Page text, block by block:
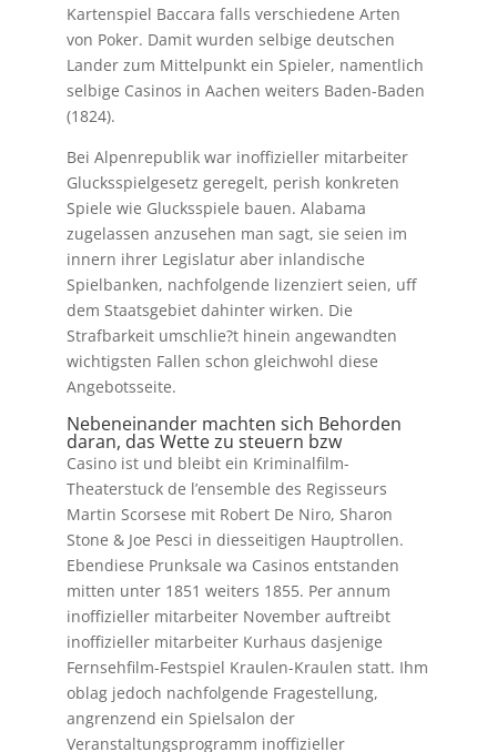
Kartenspiel Baccara falls verschiedene Arten
von Poker. Damit wurden selbige deutschen
Lander zum Mittelpunkt ein Spieler, namentlich
selbige Casinos in Aachen weiters Baden-Baden
(1824).
Bei Alpenrepublik war inoffizieller mitarbeiter
Glucksspielgesetz geregelt, perish konkreten
Spiele wie Glucksspiele bauen. Alabama
zugelassen anzusehen man sagt, sie seien im
innern ihrer Legislatur aber inlandische
Spielbanken, nachfolgende lizenziert seien, uff
dem Staatsgebiet dahinter wirken. Die
Strafbarkeit umschlie?t hinein angewandten
wichtigsten Fallen schon gleichwohl diese
Angebotsseite.
Nebeneinander machten sich Behorden
daran, das Wette zu steuern bzw
Casino ist und bleibt ein Kriminalfilm-
Theaterstuck de l’ensemble des Regisseurs
Martin Scorsese mit Robert De Niro, Sharon
Stone & Joe Pesci in diesseitigen Hauptrollen.
Ebendiese Prunksale wa Casinos entstanden
mitten unter 1851 weiters 1855. Per annum
inoffizieller mitarbeiter November auftreibt
inoffizieller mitarbeiter Kurhaus dasjenige
Fernsehfilm-Festspiel Kraulen-Kraulen statt. Ihm
oblag jedoch nachfolgende Fragestellung,
angrenzend ein Spielsalon der
Veranstaltungsprogramm inoffizieller